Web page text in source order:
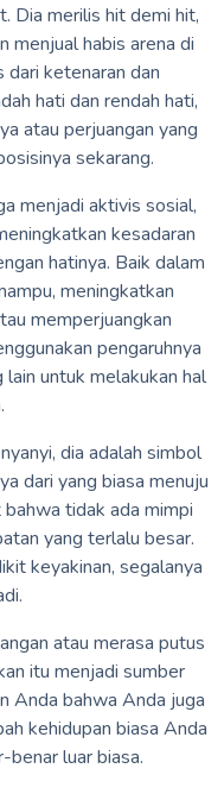
Dia merilis hit demi hit,
menjual habis arena di
dari ketenaran dan
hati dan rendah hati,
atau perjuangan yang
sekarang.
menjadi aktivis sosial,
kesadaran
hatinya. Baik dalam
meningkatkan
memperjuangkan
pengaruhnya
untuk melakukan hal
dia adalah simbol
dari yang biasa menuju
tidak ada mimpi
yang terlalu besar.
keyakinan, segalanya
atau merasa putus
itu menjadi sumber
Anda bahwa Anda juga
kehidupan biasa Anda
benar luar biasa.